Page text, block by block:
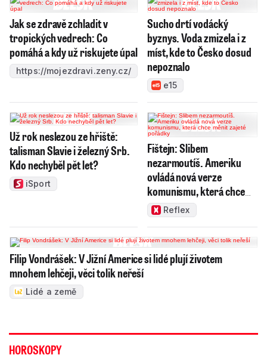
Jak se zdravě zchladit v
tropických vedrech: Co
pomáhá a kdy už riskujete úpal
https://mojezdravi.zeny.cz/
Sucho drtí vodácký
byznys. Voda zmizela i z
míst, kde to Česko dosud
nepoznalo
e15
Už rok neslezou ze hřiště:
talisman Slavie i železný Srb.
Kdo nechyběl pět let?
iSport
Fištejn: Slibem
nezarmoutíš. Ameriku
ovládá nová verze
komunismu, která chce
měnit zajeté pořádky
Reflex
Filip Vondrášek: V Jižní Americe si lidé plují životem
mnohem lehčeji, věci tolik neřeší
Lidé a země
HOROSKOPY